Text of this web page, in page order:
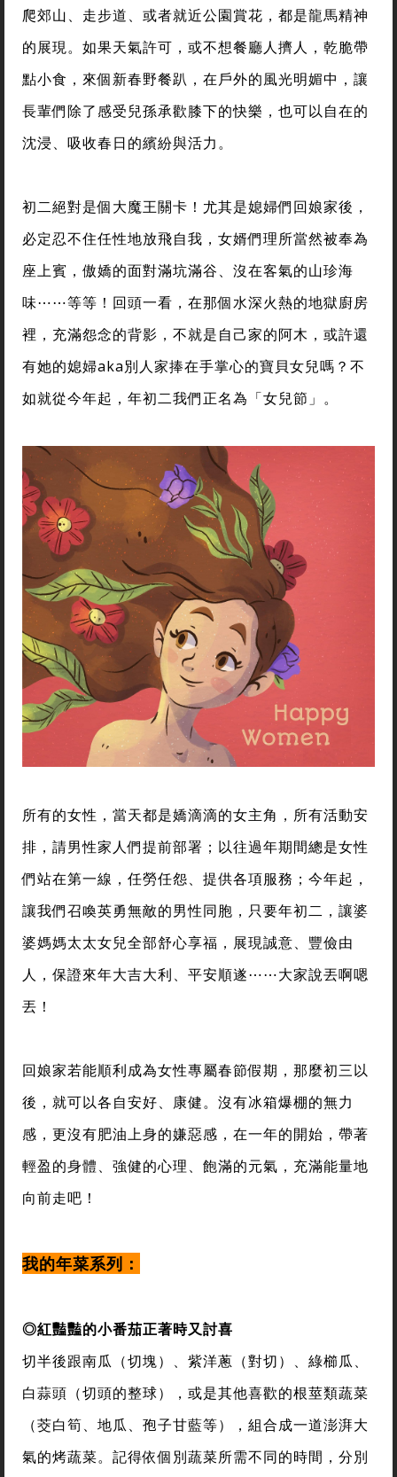
爬郊山、走步道、或者就近公園賞花，都是龍馬精神
的展現。如果天氣許可，或不想餐廳人擠人，乾脆帶
點小食，來個新春野餐趴，在戶外的風光明媚中，讓
長輩們除了感受兒孫承歡膝下的快樂，也可以自在的
沈浸、吸收春日的繽紛與活力。
初二絕對是個大魔王關卡！尤其是媳婦們回娘家後，
必定忍不住任性地放飛自我，女婿們理所當然被奉為
座上賓，傲嬌的面對滿坑滿谷、沒在客氣的山珍海
味⋯⋯等等！回頭一看，在那個水深火熱的地獄廚房
裡，充滿怨念的背影，不就是自己家的阿木，或許還
有她的媳婦aka別人家捧在手掌心的寶貝女兒嗎？不
如就從今年起，年初二我們正名為「女兒節」。
所有的女性，當天都是嬌滴滴的女主角，所有活動安
排，請男性家人們提前部署；以往過年期間總是女性
們站在第一線，任勞任怨、提供各項服務；今年起，
讓我們召喚英勇無敵的男性同胞，只要年初二，讓婆
婆媽媽太太女兒全部舒心享福，展現誠意、豐儉由
人，保證來年大吉大利、平安順遂⋯⋯大家說丟啊嗯
丟！
回娘家若能順利成為女性專屬春節假期，那麼初三以
後，就可以各自安好、康健。沒有冰箱爆棚的無力
感，更沒有肥油上身的嫌惡感，在一年的開始，帶著
輕盈的身體、強健的心理、飽滿的元氣，充滿能量地
向前走吧！
我的年菜系列：
◎紅豔豔的小番茄正著時又討喜
切半後跟南瓜（切塊）、紫洋蔥（對切）、綠櫛瓜、
白蒜頭（切頭的整球），或是其他喜歡的根莖類蔬菜
（茭白筍、地瓜、孢子甘藍等），組合成一道澎湃大
氣的烤蔬菜。記得依個別蔬菜所需不同的時間，分別